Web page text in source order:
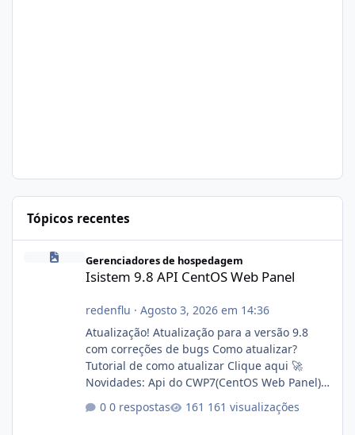
Tópicos recentes
Isistem 9.8 API CentOS Web Panel
Gerenciadores de hospedagem
Isistem 9.8 API CentOS Web Panel
redenflu · Agosto 3, 2026 em 14:36
Atualização! Atualização para a versão 9.8
com correções de bugs Como atualizar?
Tutorial de como atualizar Clique aqui 🚀
Novidades: Api do CWP7(CentOS Web Panel)
Link publico para consulta de sub.dominio
autorizado a usasr o isistem:
0 respostas 161 visualizações